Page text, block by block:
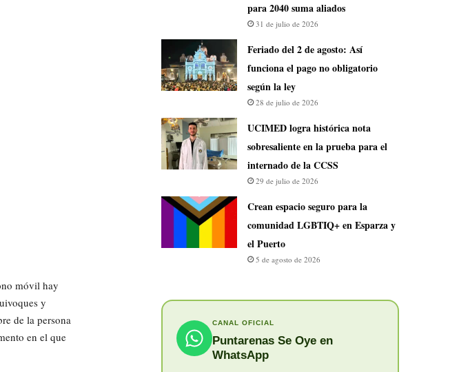
móvil hay
y
de la persona
en el que
para 2040 suma aliados
31 de julio de 2026
Feriado del 2 de agosto: Así
funciona el pago no obligatorio
según la ley
28 de julio de 2026
UCIMED logra histórica nota
sobresaliente en la prueba para el
internado de la CCSS
29 de julio de 2026
Crean espacio seguro para la
comunidad LGBTIQ+ en Esparza y
el Puerto
5 de agosto de 2026
CANAL OFICIAL
Puntarenas Se Oye en
WhatsApp